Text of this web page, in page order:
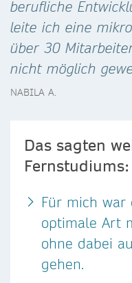
berufliche
leite ich eine
über 30
nicht möglich
NABILA A.
Das sagten
Fernstudiums:
Für mich war
optimale Art
ohne dabei
gehen.